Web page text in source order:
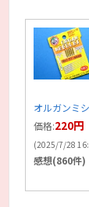
オルガンミ
価格:220円
(2025/7/28
感想(860件)